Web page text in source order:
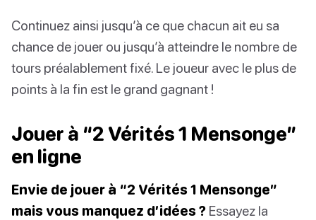
Continuez ainsi jusqu’à ce que chacun ait eu sa
chance de jouer ou jusqu’à atteindre le nombre de
tours préalablement fixé. Le joueur avec le plus de
points à la fin est le grand gagnant !
Jouer à “2 Vérités 1 Mensonge”
en ligne
Envie de jouer à “2 Vérités 1 Mensonge”
mais vous manquez d’idées ? Essayez la